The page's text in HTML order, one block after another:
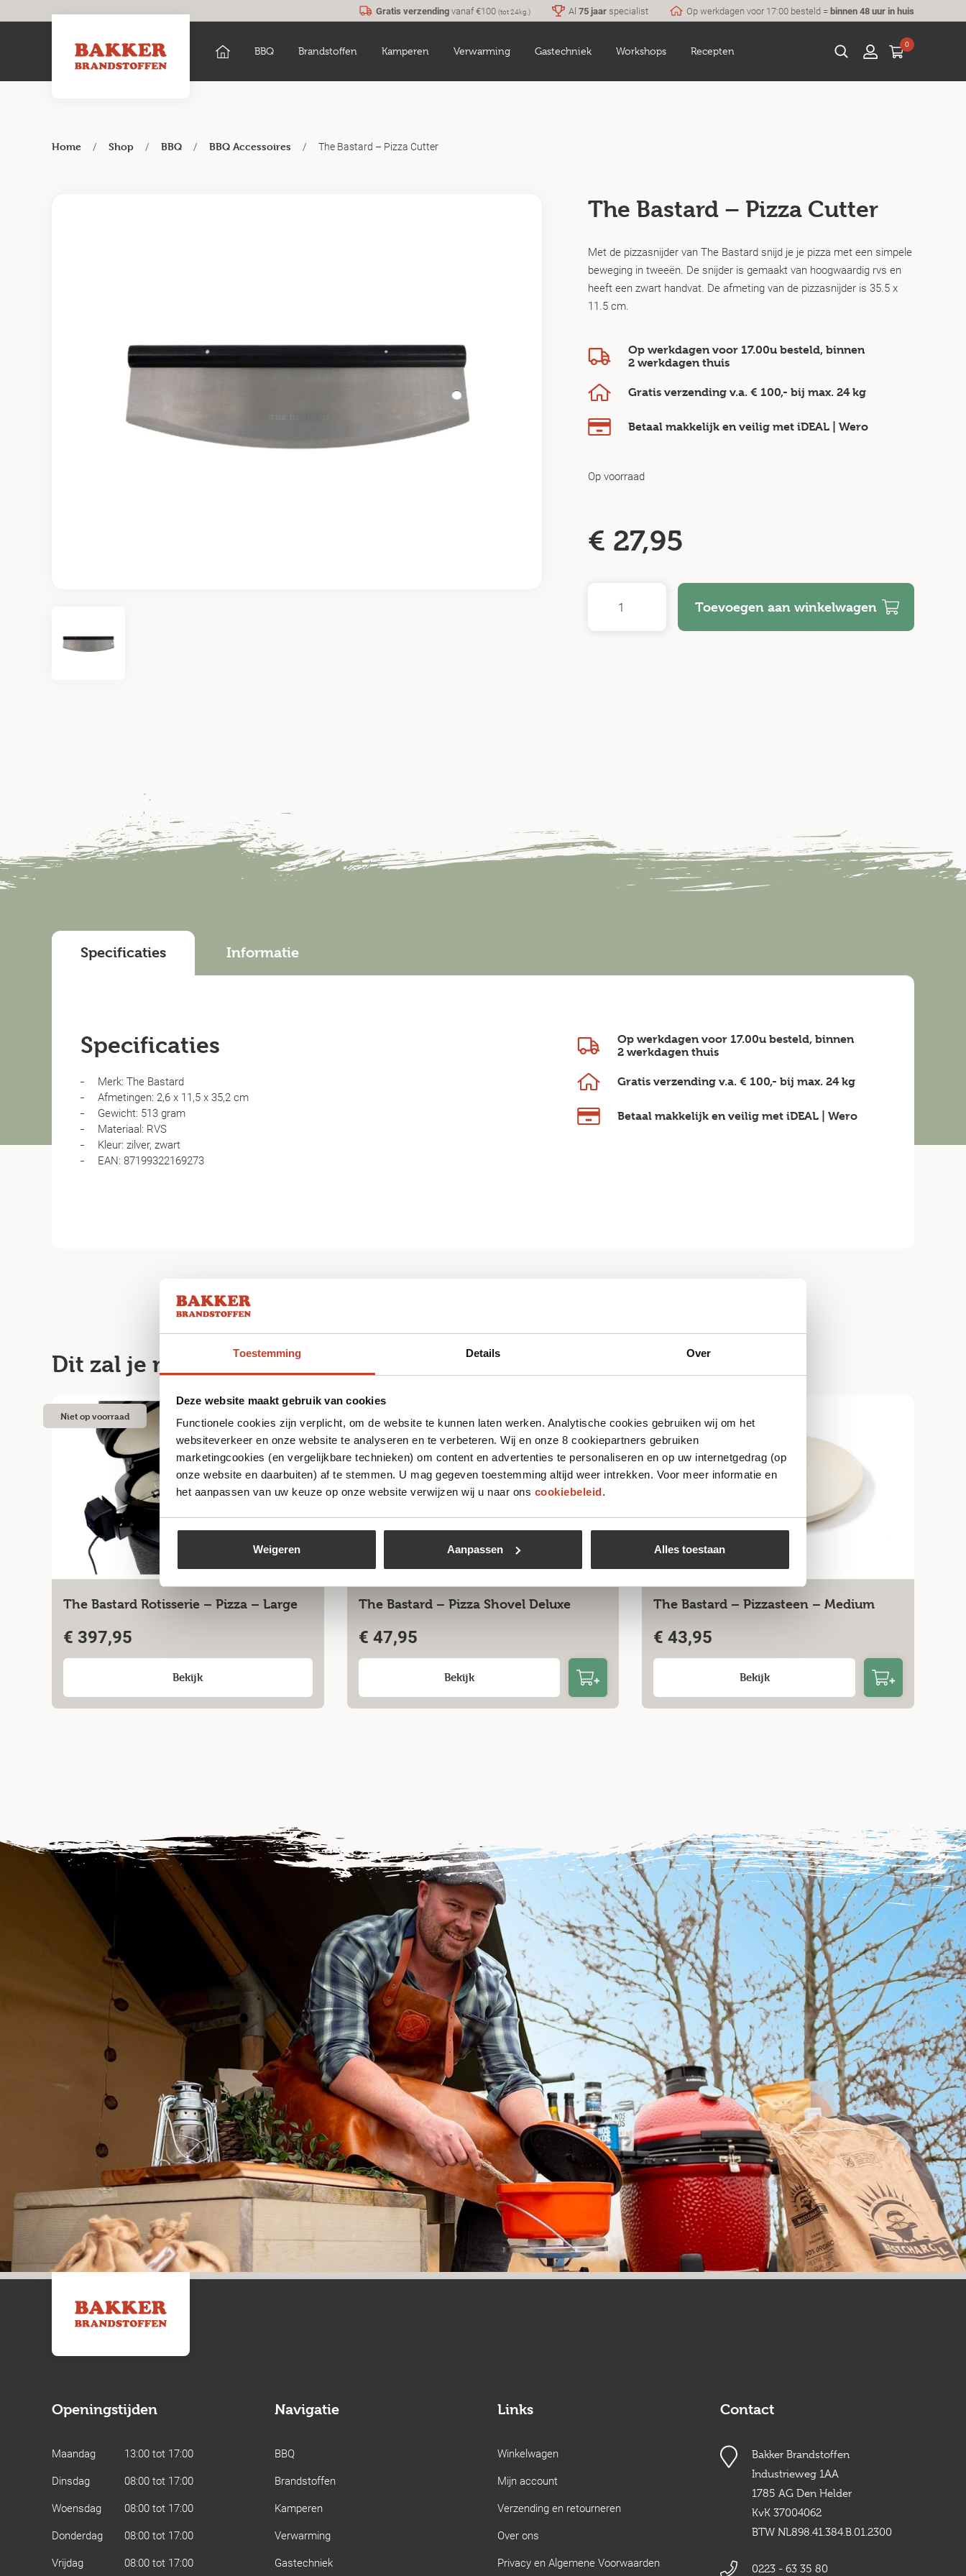
Toestemming Details Over
Deze website maakt gebruik van cookies
Functionele cookies zijn verplicht, om de website te kunnen laten werken. Analytische cookies gebruiken wij om het
websiteverkeer en onze website te analyseren en te verbeteren. Wij en onze 8 cookiepartners gebruiken
marketingcookies (en vergelijkbare technieken) om content en advertenties te personaliseren en op uw internetgedrag (op
onze website en daarbuiten) af te stemmen. U mag gegeven toestemming altijd weer intrekken. Voor meer informatie en
het aanpassen van uw keuze op onze website verwijzen wij u naar ons cookiebeleid.
Weigeren Aanpassen Alles toestaan
Gratis verzendingvanaf €100 (tot 24kg.) Al 75 jaarspecialist Op werkdagen voor 17:00 besteld =binnen 48 uur in huis
BBQ Brandstoffen Kamperen Verwarming Gastechniek Workshops Recepten
0
Home / Shop / BBQ / BBQ Accessoires / The Bastard – Pizza Cutter
The Bastard – Pizza Cutter
Met de pizzasnijder van The Bastard snijd je je pizza met een simpele
beweging in tweeën. De snijder is gemaakt van hoogwaardig rvs en
heeft een zwart handvat. De afmeting van de pizzasnijder is 35.5 x
11.5 cm.
Op werkdagen voor 17.00u besteld, binnen
2 werkdagenthuis
Gratis verzending v.a. € 100,- bij max. 24 kg
Betaal makkelijk en veilig met iDEAL | Wero
Op voorraad
€ 27,95
Toevoegen aan winkelwagen
Specificaties Informatie
Specificaties
Merk: The Bastard
Afmetingen: 2,6 x 11,5 x 35,2 cm
Gewicht: 513 gram
Materiaal: RVS
Kleur: zilver, zwart
EAN: 87199322169273
Op werkdagen voor 17.00u besteld, binnen
2 werkdagen thuis
Gratis verzending v.a.€ 100,- bij max.24 kg
Betaal makkelijk en veiligmet iDEAL | Wero
Dit zal je misschien ook leuk vinden
The Bastard Rotisserie – Pizza – Large
€ 397,95
Bekijk
Niet op voorraad
The Bastard – Pizza Shovel Deluxe
€ 47,95
Bekijk
The Bastard – Pizzasteen – Medium
€ 43,95
Bekijk
Openingstijden
Maandag
13:00 tot 17:00
Dinsdag
08:00 tot 17:00
Woensdag
08:00 tot 17:00
Donderdag
08:00 tot 17:00
Vrijdag
08:00 tot 17:00
Navigatie
BBQ
Brandstoffen
Kamperen
Verwarming
Gastechniek
Links
Winkelwagen
Mijn account
Verzending en retourneren
Over ons
Privacy en Algemene Voorwaarden
Contact
Bakker Brandstoffen
Industrieweg 1AA
1785 AG Den Helder
KvK 37004062
BTW NL898.41.384.B.01.2300
0223 - 63 35 80